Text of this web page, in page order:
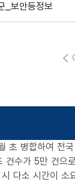
_보안등정보
초 병합하여 전
건수가 5만 건으
다소 시간이 소